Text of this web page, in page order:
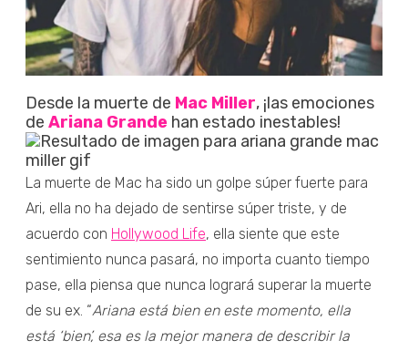
Desde la muerte de Mac Miller, ¡las emociones
de Ariana Grande han estado inestables!
La muerte de Mac ha sido un golpe súper fuerte para
Ari, ella no ha dejado de sentirse súper triste, y de
acuerdo con Hollywood Life, ella siente que este
sentimiento nunca pasará, no importa cuanto tiempo
pase, ella piensa que nunca logrará superar la muerte
de su ex. “Ariana está bien en este momento, ella
está ‘bien’, esa es la mejor manera de describir la